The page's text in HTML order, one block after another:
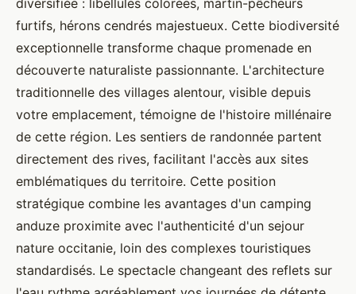
furtifs, hérons cendrés majestueux. Cette biodiversité
exceptionnelle transforme chaque promenade en
découverte naturaliste passionnante. L'architecture
traditionnelle des villages alentour, visible depuis
votre emplacement, témoigne de l'histoire millénaire
de cette région. Les sentiers de randonnée partent
directement des rives, facilitant l'accès aux sites
emblématiques du territoire. Cette position
stratégique combine les avantages d'un camping
anduze proximite avec l'authenticité d'un sejour
nature occitanie, loin des complexes touristiques
standardisés. Le spectacle changeant des reflets sur